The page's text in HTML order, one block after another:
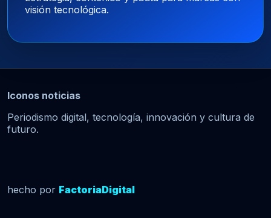
visión tecnológica.
Iconos noticias
Periodismo digital, tecnología, innovación y cultura de
futuro.
hecho por FactoriaDigital